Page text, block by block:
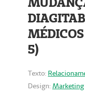
5)
Texto:
Design: Marketing